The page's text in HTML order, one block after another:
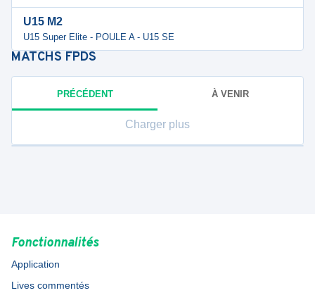
U15 M2
U15 Super Elite - POULE A - U15 SE
MATCHS FPDS
PRÉCÉDENT À VENIR
Charger plus
Fonctionnalités
Application
Lives commentés